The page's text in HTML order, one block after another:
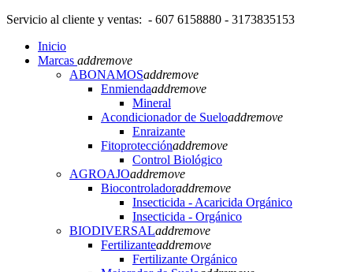
Servicio al cliente y ventas: - 607 6158880 - 3173835153
Inicio
Marcas addremove
ABONAMOSaddremove
Enmiendaaddremove
Mineral
Acondicionador de Sueloaddremove
Enraizante
Fitoprotecciónaddremove
Control Biológico
AGROAJOaddremove
Biocontroladoraddremove
Insecticida - Acaricida Orgánico
Insecticida - Orgánico
BIODIVERSALaddremove
Fertilizanteaddremove
Fertilizante Orgánico